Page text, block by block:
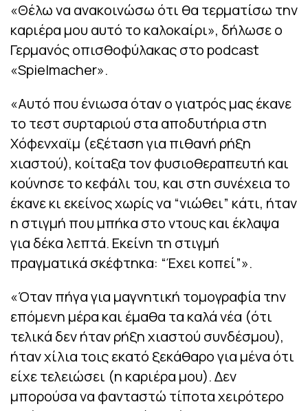
«Θέλω να ανακοινώσω ότι θα τερματίσω την
καριέρα μου αυτό το καλοκαίρι», δήλωσε ο
Γερμανός οπισθοφύλακας στο podcast
«Spielmacher».
«Αυτό που ένιωσα όταν ο γιατρός μας έκανε
το τεστ συρταριού στα αποδυτήρια στη
Χόφενχαϊμ (εξέταση για πιθανή ρήξη
χιαστού), κοίταξα τον φυσιοθεραπευτή και
κούνησε το κεφάλι του, και στη συνέχεια το
έκανε κι εκείνος χωρίς να “νιώθει” κάτι, ήταν
η στιγμή που μπήκα στο ντους και έκλαψα
για δέκα λεπτά. Εκείνη τη στιγμή
πραγματικά σκέφτηκα: “Έχει κοπεί”».
«Όταν πήγα για μαγνητική τομογραφία την
επόμενη μέρα και έμαθα τα καλά νέα (ότι
τελικά δεν ήταν ρήξη χιαστού συνδέσμου),
ήταν χίλια τοις εκατό ξεκάθαρο για μένα ότι
είχε τελειώσει (η καριέρα μου). Δεν
μπορούσα να φανταστώ τίποτα χειρότερο